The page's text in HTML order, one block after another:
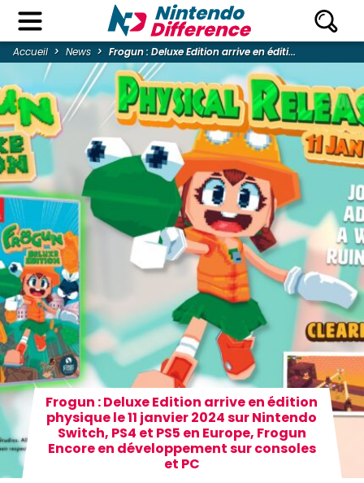
Accueil News Frogun : Deluxe Edition arrive en éditi...
Frogun : Deluxe Edition arrive en édition
physique le 11 janvier 2024 sur Nintendo
Switch, PS4 et PS5 en Europe, Frogun
Encore en développement sur consoles
et PC